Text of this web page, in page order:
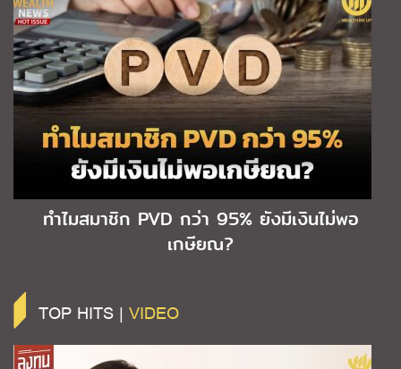
ทำไมสมาชิก PVD กว่า 95% ยังมีเงินไม่พอ
เกษียณ?
TOP HITS | VIDEO